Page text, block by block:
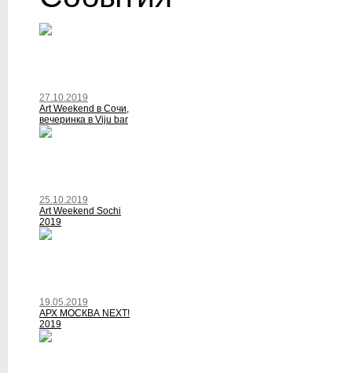
27.10.2019
Art Weekend в Сочи,
вечеринка в Viju bar
25.10.2019
Art Weekend Sochi
2019
19.05.2019
АРХ МОСКВА NEXT!
2019